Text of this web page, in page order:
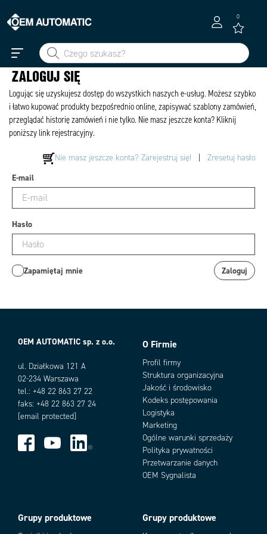
0
ZALOGUJ SIĘ
Logując się uzyskujesz dostęp do wszystkich naszych e-usług. Możesz szybko
i łatwo kupować produkty bezpośrednio online, zapisywać szablony zamówień,
przeglądać historię zamówień i nie tylko. Nie masz jeszcze konta? Kliknij
poniższy link rejestracyjny.
Nie masz jeszcze konta? Zarejestruj się! Zresetuj hasło
E-mail
Hasło
Zapamiętaj mnie Zaloguj
OEM AUTOMATIC sp. z o.o.
ul. Działkowa 121 A
02-234 Warszawa
tel.: +48 22 863 27 22
faks: +48 22 863 27 24
[email protected]
O Firmie
Profil firmy
Struktura organizacyjna
Jakość i środowisko
Kodeks postępowania
Logistyka
Marketing
Ogólne warunki sprzedaży
Polityka prywatności
Przetwarzanie danych
OEM Sygnalista
Grupy produktowe Grupy produktowe